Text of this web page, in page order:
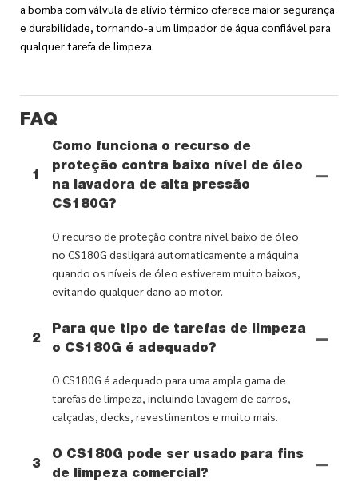
a bomba com válvula de alívio térmico oferece maior segurança
e durabilidade, tornando-a um limpador de água confiável para
qualquer tarefa de limpeza.
FAQ
1
Como funciona o recurso de
proteção contra baixo nível de óleo
na lavadora de alta pressão
CS180G?
O recurso de proteção contra nível baixo de óleo
no CS180G desligará automaticamente a máquina
quando os níveis de óleo estiverem muito baixos,
evitando qualquer dano ao motor.
2
Para que tipo de tarefas de limpeza
o CS180G é adequado?
O CS180G é adequado para uma ampla gama de
tarefas de limpeza, incluindo lavagem de carros,
calçadas, decks, revestimentos e muito mais.
3
O CS180G pode ser usado para fins
de limpeza comercial?